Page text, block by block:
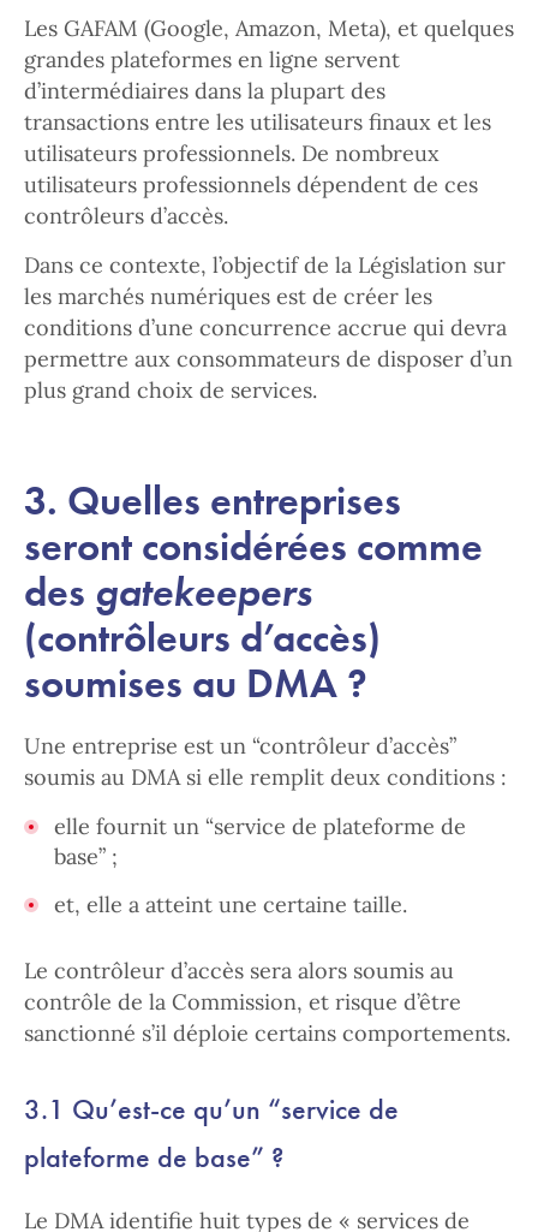
Les GAFAM (Google, Amazon, Meta), et quelques
grandes plateformes en ligne servent
d’intermédiaires dans la plupart des
transactions entre les utilisateurs finaux et les
utilisateurs professionnels. De nombreux
utilisateurs professionnels dépendent de ces
contrôleurs d’accès.
Dans ce contexte, l’objectif de la Législation sur
les marchés numériques est de créer les
conditions d’une concurrence accrue qui devra
permettre aux consommateurs de disposer d’un
plus grand choix de services.
3. Quelles entreprises
seront considérées comme
des gatekeepers
(contrôleurs d’accès)
soumises au DMA ?
Une entreprise est un “contrôleur d’accès”
soumis au DMA si elle remplit deux conditions :
elle fournit un “service de plateforme de
base” ;
et, elle a atteint une certaine taille.
Le contrôleur d’accès sera alors soumis au
contrôle de la Commission, et risque d’être
sanctionné s’il déploie certains comportements.
3.1 Qu’est-ce qu’un “service de
plateforme de base” ?
Le DMA identifie huit types de « services de